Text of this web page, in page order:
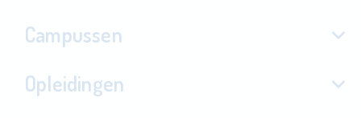
Campussen
Opleidingen